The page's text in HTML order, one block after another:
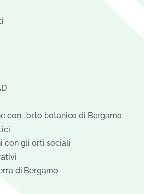
con l'orto botanico di Bergamo
con gli orti sociali
di Bergamo